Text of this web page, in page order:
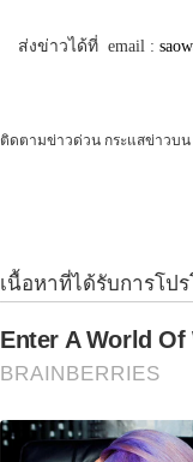
ส่งข่าวได้ที่ email :
ติดตามข่าวด่วน กระแสข่าวบน